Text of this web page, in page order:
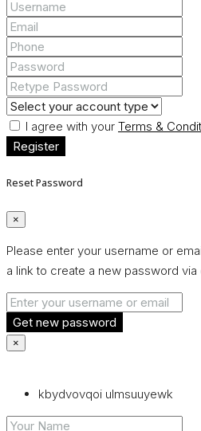
I agree with your Terms &
Register
Reset Password
×
Please enter your username or
a link to create a new password via
Get new password
×
kbydvovqoi ulmsuuyewk